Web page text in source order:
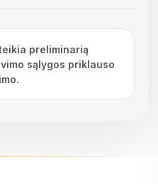
preliminarią
sąlygos priklauso